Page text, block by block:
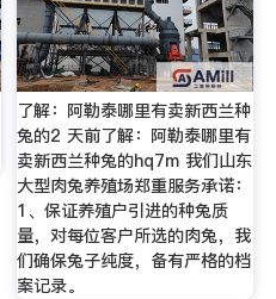
了解：阿勒泰哪里有卖新西兰种
兔的2 天前了解：阿勒泰哪里有
卖新西兰种兔的hq7m 我们山东
大型肉兔养殖场郑重服务承诺：
1、保证养殖户引进的种兔质
量，对每位客户所选的肉兔，我
们确保兔子纯度，备有严格的档
案记录。